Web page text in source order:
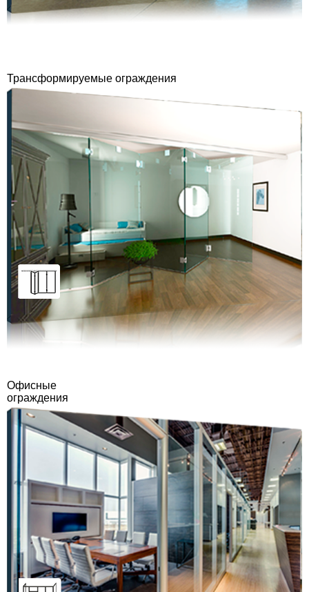
Трансформируемые ограждения
Офисные
ограждения